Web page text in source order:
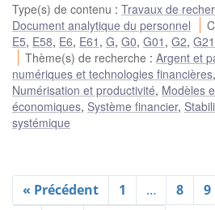
Type(s) de contenu : Travaux de
Document analytique du personnel
E5, E58, E6, E61 , G, G0, G01 , G2, G21
Thème(s) de recherche :Argent et
numériques et technologies financières,
Numérisation et productivité, Modèles
économiques, Système financier,
systémique
« Précédent 1 … 8 9